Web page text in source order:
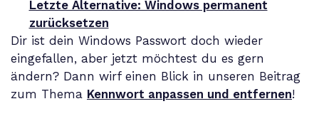
Letzte Alternative: Windows permanent
zurücksetzen
Dir ist dein Windows Passwort doch wieder
eingefallen, aber jetzt möchtest du es gern
ändern? Dann wirf einen Blick in unseren Beitrag
zum Thema Kennwort anpassen und entfernen!